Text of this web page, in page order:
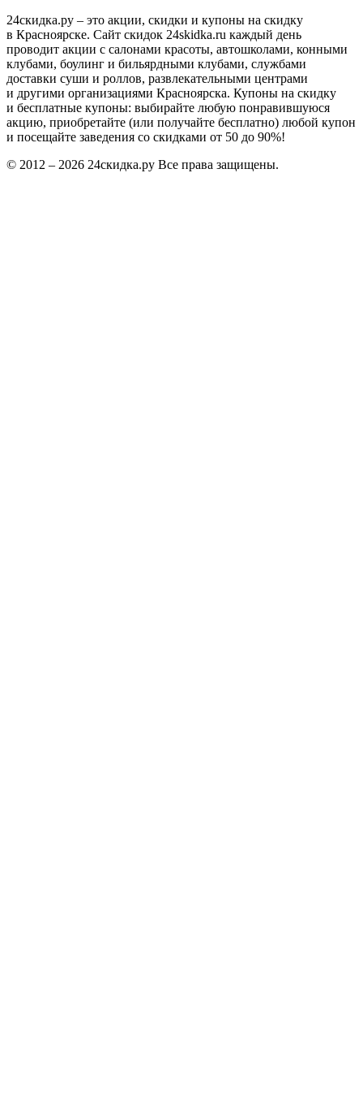
24скидка.ру – это акции, скидки и купоны на скидку
в Красноярске. Сайт скидок 24skidka.ru каждый день
проводит акции с салонами красоты, автошколами, конными
клубами, боулинг и бильярдными клубами, службами
доставки суши и роллов, развлекательными центрами
и другими организациями Красноярска. Купоны на скидку
и бесплатные купоны: выбирайте любую понравившуюся
акцию, приобретайте (или получайте бесплатно) любой купон
и посещайте заведения со скидками от 50 до 90%!
© 2012 – 2026 24скидка.ру Все права защищены.